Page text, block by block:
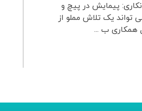
پیمایش در پیچ و
یک تلاش مملو از
همکاری ب ...